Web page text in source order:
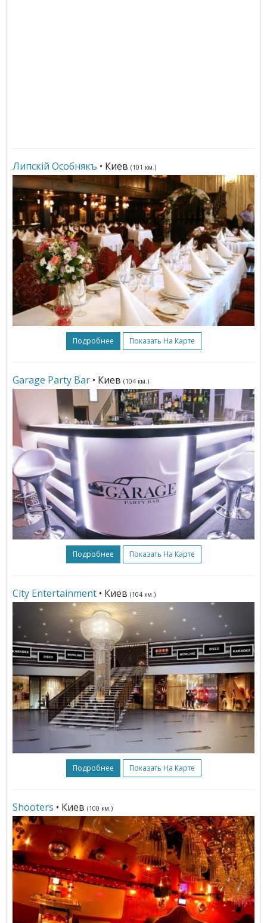
Липскiй Особнякъ • Киев (101 км.)
Подробнее Показать На Карте
Garage Party Bar • Киев (104 км.)
Подробнее Показать На Карте
City Entertainment • Киев (104 км.)
Подробнее Показать На Карте
Shooters • Киев (100 км.)